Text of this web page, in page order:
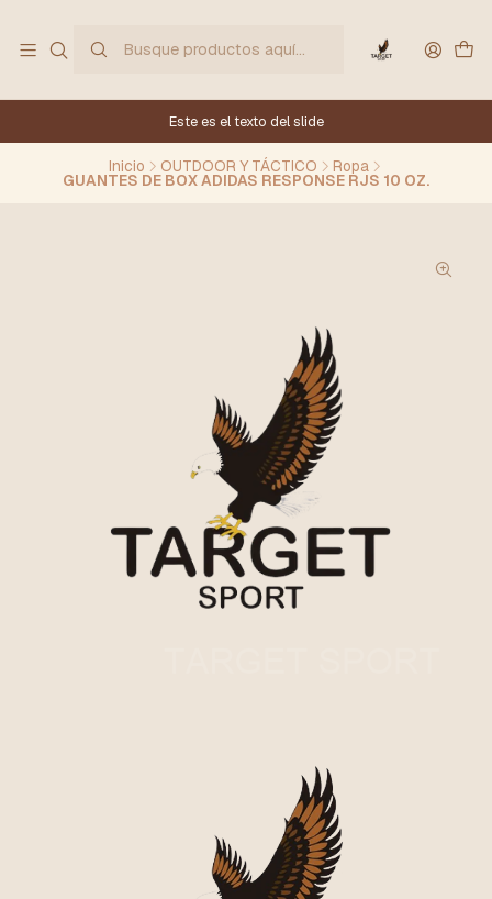
Este es el texto del slide
Inicio OUTDOOR Y TÁCTICO Ropa
GUANTES DE BOX ADIDAS RESPONSE RJS 10 OZ.